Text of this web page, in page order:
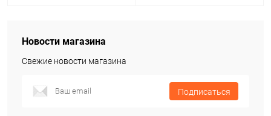
Новости магазина
Свежие новости магазина
Подписаться